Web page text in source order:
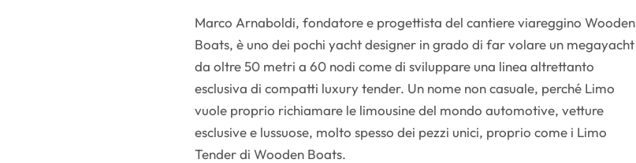
Marco Arnaboldi, fondatore e progettista del cantiere viareggino Wooden
Boats, è uno dei pochi yacht designer in grado di far volare un megayacht
da oltre 50 metri a 60 nodi come di sviluppare una linea altrettanto
esclusiva di compatti luxury tender. Un nome non casuale, perché Limo
vuole proprio richiamare le limousine del mondo automotive, vetture
esclusive e lussuose, molto spesso dei pezzi unici, proprio come i Limo
Tender di Wooden Boats.